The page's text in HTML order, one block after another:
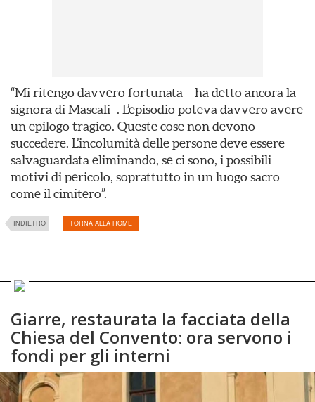
“Mi ritengo davvero fortunata – ha detto ancora la
signora di Mascali -. L’episodio poteva davvero avere
un epilogo tragico. Queste cose non devono
succedere. L’incolumità delle persone deve essere
salvaguardata eliminando, se ci sono, i possibili
motivi di pericolo, soprattutto in un luogo sacro
come il cimitero”.
INDIETRO TORNA ALLA HOME
Giarre, restaurata la facciata della
Chiesa del Convento: ora servono i
fondi per gli interni